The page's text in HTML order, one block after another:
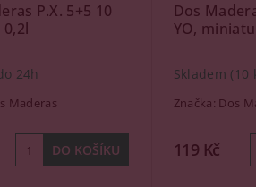
P.X. 5+5 10
0,2l
24h
Maderas
Dos
YO,
Skladem (10
Značka: Dos
119 Kč